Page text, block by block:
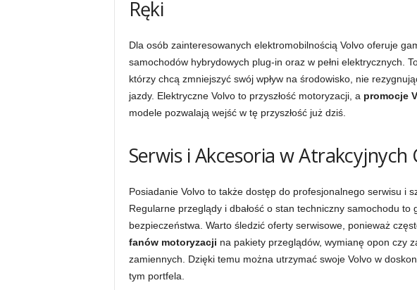
Ręki
Dla osób zainteresowanych elektromobilnością Volvo oferuje
samochodów hybrydowych plug-in oraz w pełni elektrycznych.
którzy chcą zmniejszyć swój wpływ na środowisko, nie
jazdy. Elektryczne Volvo to przyszłość motoryzacji, a promocje
modele pozwalają wejść w tę przyszłość już dziś.
Serwis i Akcesoria w Atrakcyjnych
Posiadanie Volvo to także dostęp do profesjonalnego serwisu i
Regularne przeglądy i dbałość o stan techniczny samochodu to
bezpieczeństwa. Warto śledzić oferty serwisowe, ponieważ
fanów motoryzacji na pakiety przeglądów, wymianę opon czy
zamiennych. Dzięki temu można utrzymać swoje Volvo w
tym portfela.